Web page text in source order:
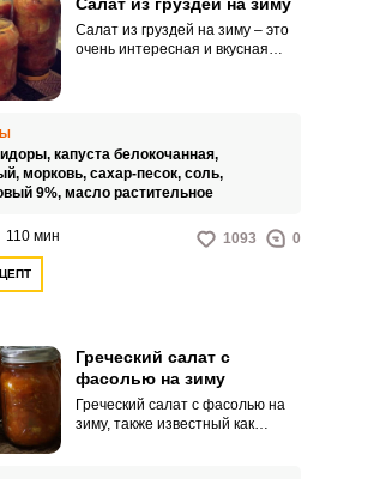
Салат из груздей на зиму – это
очень интересная и вкусная
капуста белокочанная,
морковь, сахар-песок, соль,
9%, масло растительное
110 мин 1093 0
Греческий салат с
фасолью на зиму
Греческий салат с фасолью на
зиму, также известный как